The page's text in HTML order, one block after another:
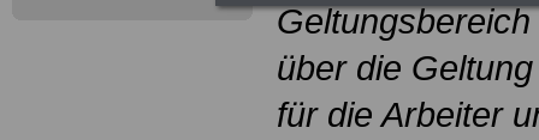
über die
für die Arbeiter